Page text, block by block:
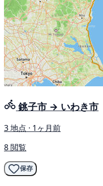
銚子市 → いわき市
3 地点 · 1ヶ月前
8 閲覧
保存